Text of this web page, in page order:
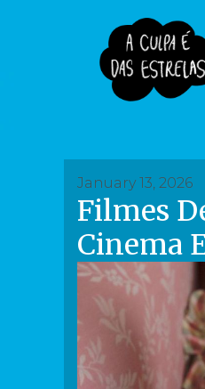
January 13, 2026
Filmes
Cinema